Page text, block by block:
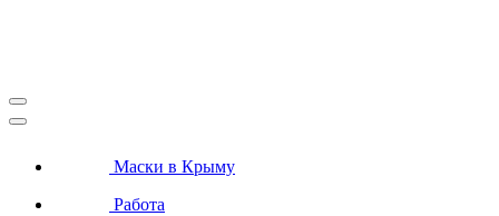
Маски в Крыму
Работа